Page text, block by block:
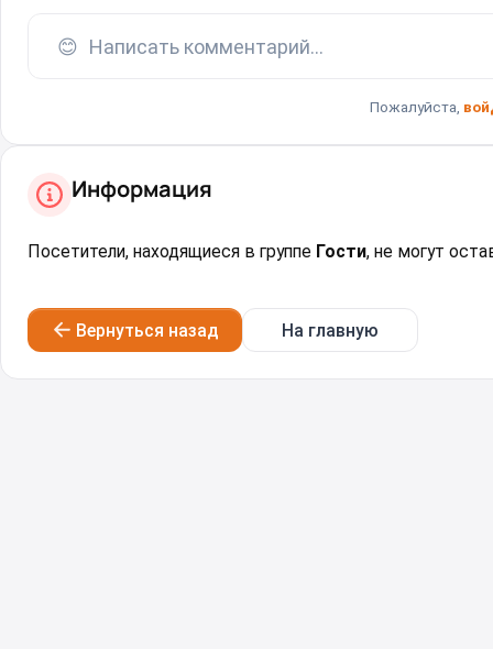
😊 Написать комментарий...
Пожалуйста,
Информация
Посетители, находящиеся в группе Гости, не могут
Вернуться назад На главную